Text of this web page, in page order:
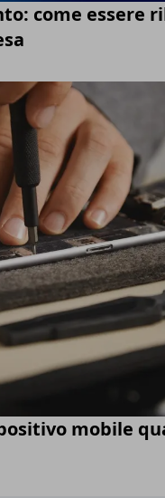
come essere
mobile